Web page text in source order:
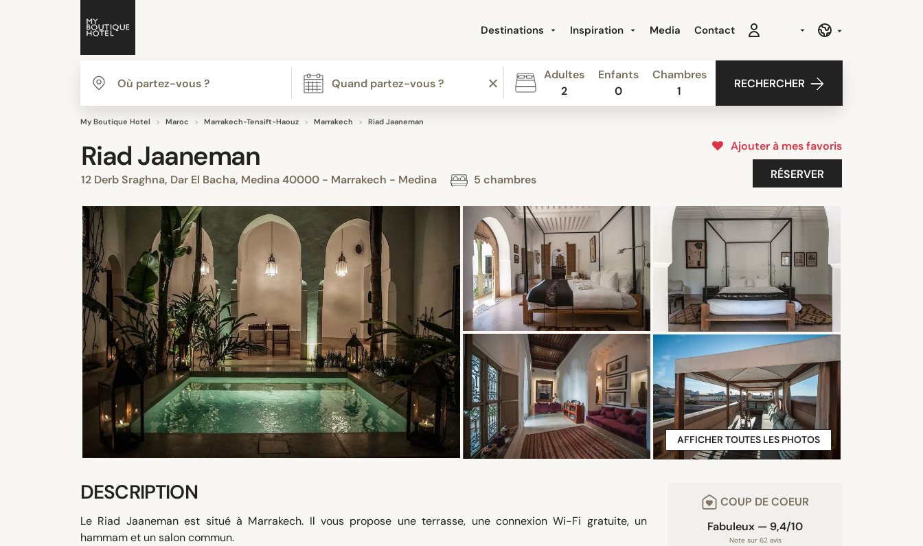
Destinations Inspiration Media Contact
Adultes
2
Enfants
0
Chambres
1
RECHERCHER
My Boutique Hotel Maroc Marrakech-Tensift-Haouz Marrakech Riad Jaaneman
Riad Jaaneman
12 Derb Sraghna, Dar El Bacha, Medina 40000 - Marrakech - Medina 5 chambres
Ajouter à mes favoris
RÉSERVER
AFFICHER TOUTES LES PHOTOS
COUP DE COEUR
Fabuleux — 9,4/10
Note sur 62 avis
DESCRIPTION
Le Riad Jaaneman est situé à Marrakech. Il vous propose une terrasse, une connexion Wi-Fi gratuite, un
hammam et un salon commun.